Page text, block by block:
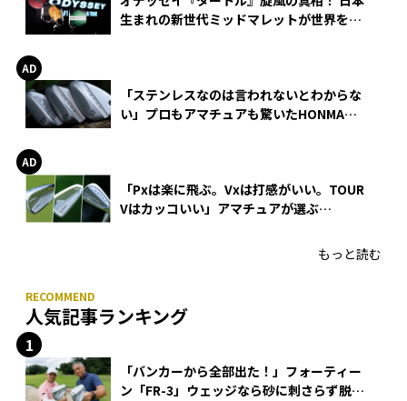
生まれの新世代ミッドマレットが世界を席
「ステンレスなのは言われないとわからな
い」プロもアマチュアも驚いたHONMA
「Pxは楽に飛ぶ。Vxは打感がいい。TOUR
Vはカッコいい」アマチュアが選ぶ
もっと読む
人気記事ランキング
「バンカーから全部出た！」フォーティー
ン「FR-3」ウェッジなら砂に刺さらず脱出